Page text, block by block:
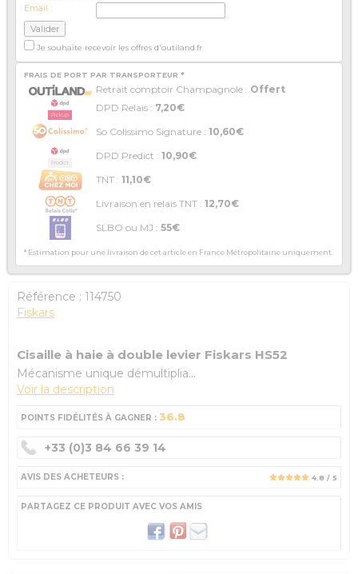
Email :
Je souhaite recevoir les offres d'outiland.fr
FRAIS DE PORT PAR TRANSPORTEUR *
Retrait comptoir Champagnole : Offert
DPD Relais : 7,20€
So Colissimo Signature : 10,60€
DPD Predict : 10,90€
TNT : 11,10€
Livraison en relais TNT : 12,70€
SLBO ou MJ : 55€
* Estimation pour une livraison de cet article en France Métropolitaine uniquement.
Référence : 114750
Fiskars
Cisaille à haie à double levier Fiskars HS52
Mécanisme unique démultiplia...
Voir la description
POINTS FIDÉLITÉS À GAGNER : 36.8
+33 (0)3 84 66 39 14
AVIS DES ACHETEURS : 4.8 / 5
PARTAGEZ CE PRODUIT AVEC VOS AMIS